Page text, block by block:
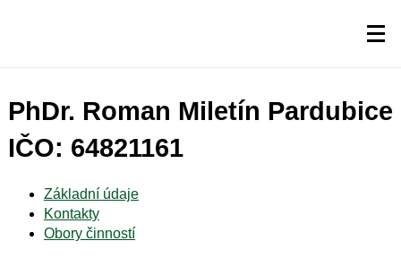
PhDr. Roman Miletín Pardubice
IČO: 64821161
Základní údaje
Kontakty
Obory činností